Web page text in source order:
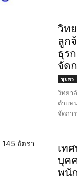
อัตรา
วิท
ลูก
ธุร
จัด
ชุมพร
วิทยา
ตำแห
จัดกา
เท
บุค
พนั